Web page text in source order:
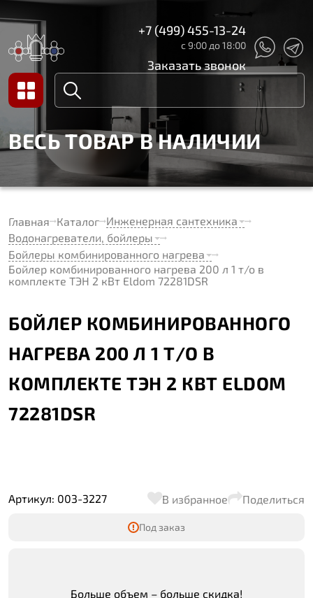
+7 (499) 455-13-24
с 9:00 до 18:00
Заказать звонок
ВЕСЬ ТОВАР В НАЛИЧИИ
Главная Каталог Инженерная сантехника
Водонагреватели, бойлеры
Бойлеры комбинированного нагрева
Бойлер комбинированного нагрева 200 л 1 т/о в
комплекте ТЭН 2 кВт Eldom 72281DSR
БОЙЛЕР КОМБИНИРОВАННОГО
НАГРЕВА 200 Л 1 Т/О В
КОМПЛЕКТЕ ТЭН 2 КВТ ELDOM
72281DSR
Артикул: 003-3227 В избранное Поделиться
Под заказ
Больше объем – больше скидка!